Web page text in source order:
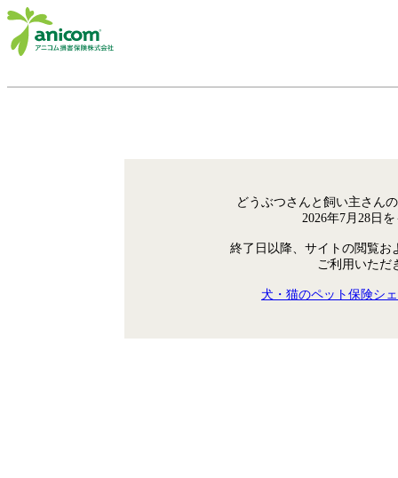
どうぶつさんと飼い主さん
2026年7月28日
終了日以降、サイトの閲覧お
ご利用いただ
犬・猫のペット保険シ